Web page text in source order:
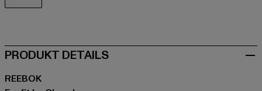
PRODUKT DETAILS
REEBOK